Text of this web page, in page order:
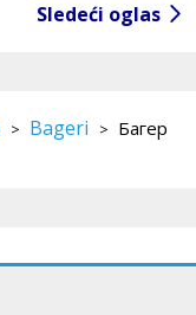
Sledeći oglas
> Bageri > Багер